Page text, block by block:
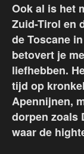
Ook al is het
Zuid-Tirol en
de Toscane
betovert je
liefhebben.
tijd op
Apennijnen,
dorpen zoals
waar de